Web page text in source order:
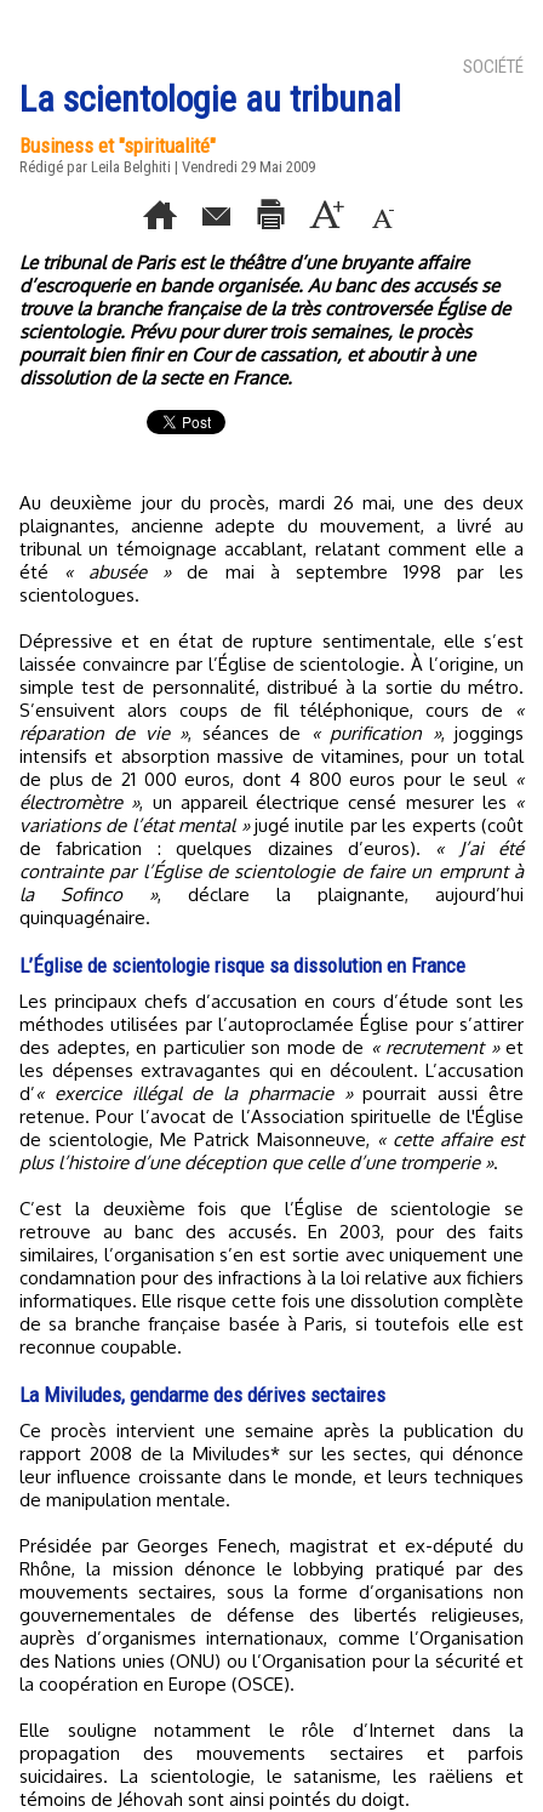
SOCIÉTÉ
La scientologie au tribunal
Business et "spiritualité"
Rédigé par Leila Belghiti | Vendredi 29 Mai 2009
Le tribunal de Paris est le théâtre d’une bruyante affaire
d’escroquerie en bande organisée. Au banc des accusés se
trouve la branche française de la très controversée Église de
scientologie. Prévu pour durer trois semaines, le procès
pourrait bien finir en Cour de cassation, et aboutir à une
dissolution de la secte en France.
Au deuxième jour du procès, mardi 26 mai, une des deux
plaignantes, ancienne adepte du mouvement, a livré au
tribunal un témoignage accablant, relatant comment elle a
été « abusée »de mai à septembre 1998 par les
scientologues.
Dépressive et en état de rupture sentimentale, elle s’est
laissée convaincre par l’Église de scientologie. À l’origine, un
simple test de personnalité, distribué à la sortie du métro.
S’ensuivent alors coups de fil téléphonique, cours de
«
réparation de vie », séances de « purification », joggings
intensifs et absorption massive de vitamines, pour un total
de plus de 21 000 euros, dont 4 800 euros pour le seul «
électromètre », un appareil électrique censé mesurer les «
variations de l’état mental »jugé inutile par les experts (coût
de fabrication : quelques dizaines d’euros). « J’ai été
contrainte par l’Église de scientologie de faire un emprunt à
la Sofinco », déclare la plaignante, aujourd’hui
quinquagénaire.
L’Église de scientologie risque sa dissolution en France
Les principaux chefs d’accusation en cours d’étude sont les
méthodes utilisées par l’autoproclamée Église pour s’attirer
des adeptes, en particulier son mode de « recrutement »et
les dépenses extravagantes qui en découlent. L’accusation
d’« exercice illégal de la pharmacie »pourrait aussi être
retenue. Pour l’avocat de l’Association spirituelle de l'Église
de scientologie, Me Patrick Maisonneuve, « cette affaire est
plus l’histoire d’une déception que celle d’une tromperie ».
C’est la deuxième fois que l’Église de scientologie se
retrouve au banc des accusés. En 2003, pour des faits
similaires, l’organisation s’en est sortie avec uniquement une
condamnation pour des infractions à la loi relative aux fichiers
informatiques. Elle risque cette fois une dissolution complète
de sa branche française basée à Paris, si toutefois elle est
reconnue coupable.
La Miviludes, gendarme des dérives sectaires
Ce procès intervient une semaine après la publication du
rapport 2008 de la Miviludes* sur les sectes, qui dénonce
leur influence croissante dans le monde, et leurs techniques
de manipulation mentale.
Présidée par Georges Fenech, magistrat et ex-député du
Rhône, la mission dénonce le lobbying pratiqué par des
mouvements sectaires, sous la forme d’organisations non
gouvernementales de défense des libertés religieuses,
auprès d’organismes internationaux, comme l’Organisation
des Nations unies (ONU) ou l’Organisation pour la sécurité et
la coopération en Europe (OSCE).
Elle souligne notamment le rôle d’Internet dans la
propagation des mouvements sectaires et parfois
suicidaires. La scientologie, le satanisme, les raëliens et
témoins de Jéhovah sont ainsi pointés du doigt.